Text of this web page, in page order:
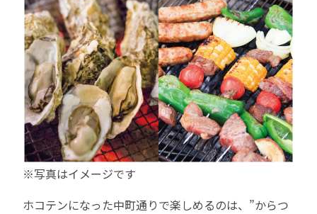
※写真はイメージです
ホコテンになった中町通りで楽しめるのは、”からつ